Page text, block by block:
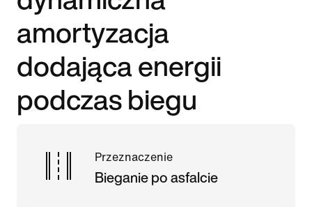
amortyzacja
dodająca energii
podczas biegu
Przeznaczenie
Bieganie po asfalcie